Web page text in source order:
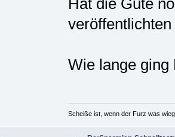
Hat die Gute
Wie lange ging
Scheiße ist, wenn der Furz was